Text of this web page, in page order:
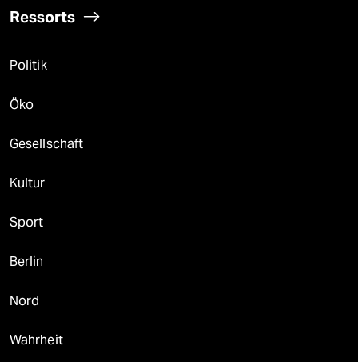
Ressorts
Politik
Öko
Gesellschaft
Kultur
Sport
Berlin
Nord
Wahrheit